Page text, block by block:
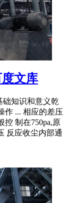
文库
础知识和意义乾
作 ... 相应的差压
控 制在750pa,原
反应收尘内部通